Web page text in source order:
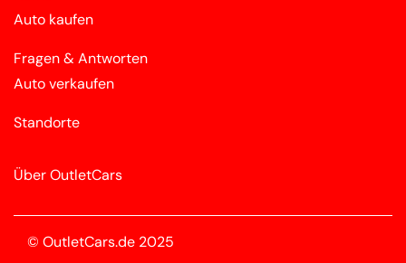
Auto kaufen
Fragen & Antworten
Auto verkaufen
Standorte
Über OutletCars
© OutletCars.de 2025